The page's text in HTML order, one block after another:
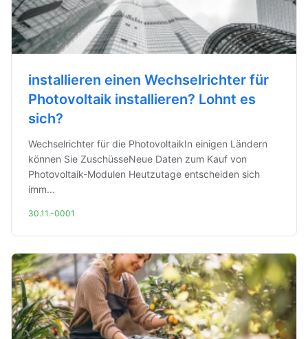
installieren einen Wechselrichter für
Photovoltaik installieren? Lohnt es
sich?
Wechselrichter für die PhotovoltaikIn einigen Ländern
können Sie ZuschüsseNeue Daten zum Kauf von
Photovoltaik-Modulen Heutzutage entscheiden sich
imm...
30.11.-0001